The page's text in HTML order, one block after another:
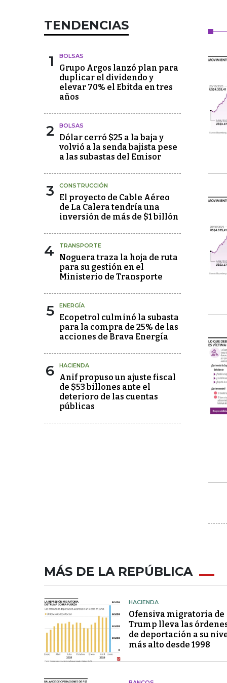
TENDENCIAS
1 BOLSAS
Grupo Argos lanzó plan para
duplicar el dividendo y
elevar 70% el Ebitda en tres
años
2 BOLSAS
Dólar cerró $25 a la baja y
volvió a la senda bajista pese
a las subastas del Emisor
3 CONSTRUCCIÓN
El proyecto de Cable Aéreo
de La Calera tendría una
inversión de más de $1 billón
4 TRANSPORTE
Noguera traza la hoja de ruta
para su gestión en el
Ministerio de Transporte
5 ENERGÍA
Ecopetrol culminó la subasta
para la compra de 25% de las
acciones de Brava Energía
6 HACIENDA
Anif propuso un ajuste fiscal
de $53 billones ante el
deterioro de las cuentas
públicas
MÁS DE LA REPÚBLICA
HACIENDA
Ofensiva migratoria de
Trump lleva las
de deportación a su
más alto desde 1998